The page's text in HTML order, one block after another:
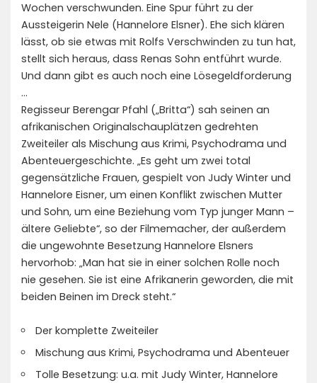
Wochen verschwunden. Eine Spur führt zu der
Aussteigerin Nele (Hannelore Elsner). Ehe sich klären
lässt, ob sie etwas mit Rolfs Verschwinden zu tun hat,
stellt sich heraus, dass Renas Sohn entführt wurde.
Und dann gibt es auch noch eine Lösegeldforderung
…
Regisseur Berengar Pfahl („Britta“) sah seinen an
afrikanischen Originalschauplätzen gedrehten
Zweiteiler als Mischung aus Krimi, Psychodrama und
Abenteuergeschichte. „Es geht um zwei total
gegensätzliche Frauen, gespielt von Judy Winter und
Hannelore Eisner, um einen Konflikt zwischen Mutter
und Sohn, um eine Beziehung vom Typ junger Mann –
ältere Geliebte“, so der Filmemacher, der außerdem
die ungewohnte Besetzung Hannelore Elsners
hervorhob: „Man hat sie in einer solchen Rolle noch
nie gesehen. Sie ist eine Afrikanerin geworden, die mit
beiden Beinen im Dreck steht.“
Der komplette Zweiteiler
Mischung aus Krimi, Psychodrama und Abenteuer
Tolle Besetzung: u.a. mit Judy Winter, Hannelore